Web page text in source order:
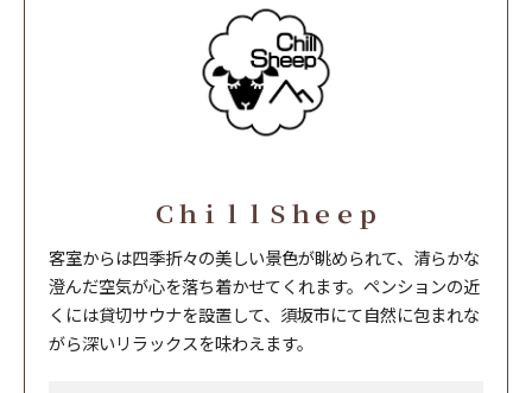
ＣｈｉｌｌＳｈｅｅｐ
客室からは四季折々の美しい景色が眺められて、清らかな
澄んだ空気が心を落ち着かせてくれます。ペンションの近
くには貸切サウナを設置して、須坂市にて自然に包まれな
がら深いリラックスを味わえます。